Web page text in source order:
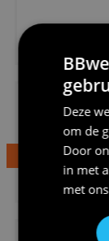
Deze
om de
Door
in met
met ons